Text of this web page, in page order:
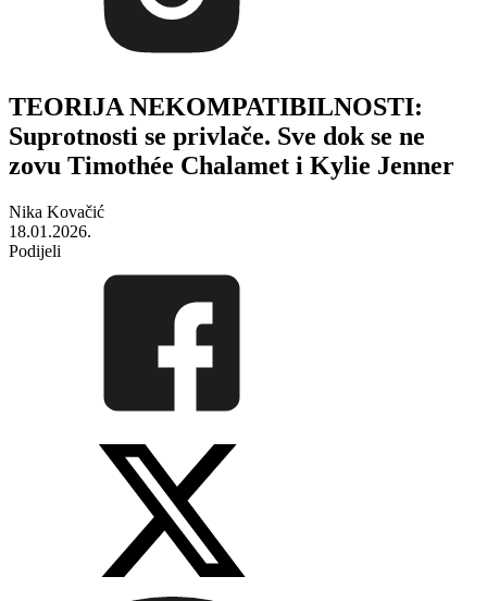
TEORIJA NEKOMPATIBILNOSTI:
Suprotnosti se privlače. Sve dok se ne
zovu Timothée Chalamet i Kylie Jenner
Nika Kovačić
18.01.2026.
Podijeli